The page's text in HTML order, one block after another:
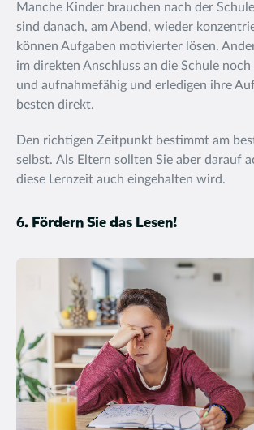
Manche Kinder brauchen nach der
sind danach, am Abend, wieder
können Aufgaben motivierter lösen.
im direkten Anschluss an die Schule noch
und aufnahmefähig und erledigen ihre
besten direkt.
Den richtigen Zeitpunkt bestimmt am
selbst. Als Eltern sollten Sie aber darauf
diese Lernzeit auch eingehalten wird.
6. Fördern Sie das Lesen!